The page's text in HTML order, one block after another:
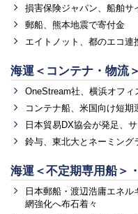
損害保険ジャパン、船舶サ
郵船、熊本地震で寄付金
エイトノット、都のエコ連
海運＜コンテナ・物流＞
OneStream社、横浜オフィ
コンテナ船、米国向け短
日本貿易DX協会が発足、
鈴与、東北大とネーミング
海運＜不定期専用船＞
日本郵船・渡辺浩庸エネ
網強化へ布石着々